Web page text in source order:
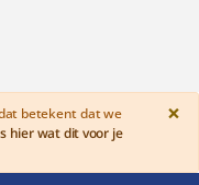
betekent dat we
hier wat dit voor je
×